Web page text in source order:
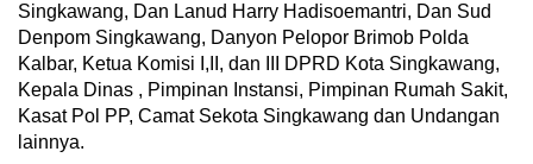
Singkawang, Dan Lanud Harry Hadisoemantri, Dan Sud
Denpom Singkawang, Danyon Pelopor Brimob Polda
Kalbar, Ketua Komisi I,II, dan III DPRD Kota Singkawang,
Kepala Dinas , Pimpinan Instansi, Pimpinan Rumah Sakit,
Kasat Pol PP, Camat Sekota Singkawang dan Undangan
lainnya.